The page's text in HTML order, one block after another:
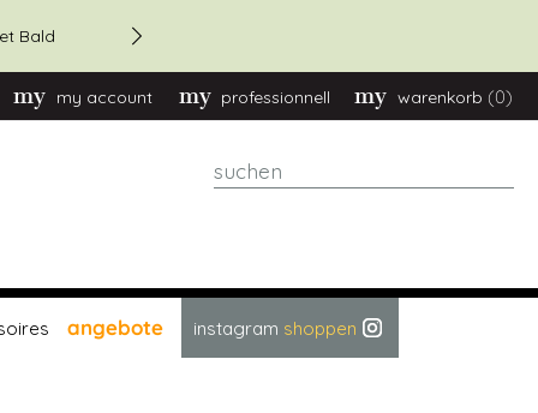
Bald
my account professionnell warenkorb (0)
suchen
angebote instagram shoppen